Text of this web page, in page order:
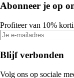
Abonneer je op
Profiteer van 10%
Blijf verbonden
Volg ons op sociale